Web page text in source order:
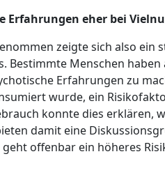
Erfahrungen eher bei
zeigte sich also
Bestimmte Menschen
Erfahrungen zu
wurde, ein
konnte dies erklären,
damit eine
offenbar ein höheres